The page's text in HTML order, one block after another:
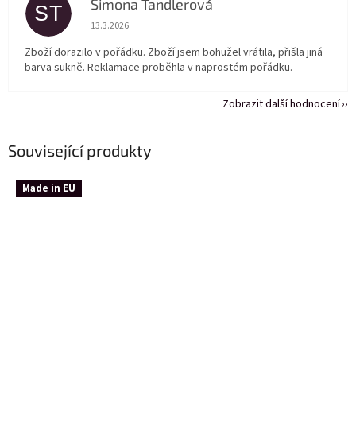
Související produkty
Made in EU
ST Simona Tandlerová
Hodnocení obchodu je 5 z 5 hvězdiček.
13.3.2026
Zboží dorazilo v pořádku. Zboží jsem bohužel vrátila, přišla jiná
barva sukně. Reklamace proběhla v naprostém pořádku.
Zobrazit další hodnocení